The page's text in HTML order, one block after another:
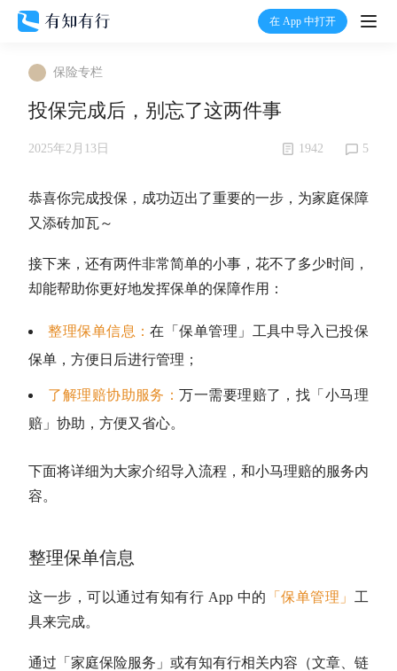
在 App 中打开
打
有行
保险专栏
投保完成后，别忘了这两件事
2025年2月13日 1942 5
恭喜你完成投保，成功迈出了重要的一步，为家庭保障
又添砖加瓦～
接下来，还有两件非常简单的小事，花不了多少时间，
却能帮助你更好地发挥保单的保障作用：
整理保单信息：在「保单管理」工具中导入已投保
保单，方便日后进行管理；
了解理赔协助服务：万一需要理赔了，找「小马理
赔」协助，方便又省心。
下面将详细为大家介绍导入流程，和小马理赔的服务内
容。
整理保单信息
这一步，可以通过有知有行 App 中的 「保单管理」 工
具来完成。
通过「家庭保险服务」或有知有行相关内容（文章、链